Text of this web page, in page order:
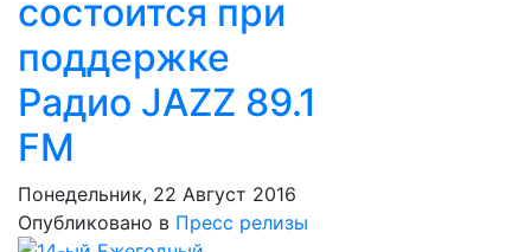
состоится при
поддержке
Радио JAZZ 89.1
FM
Понедельник, 22 Август 2016
Опубликовано в Пресс релизы